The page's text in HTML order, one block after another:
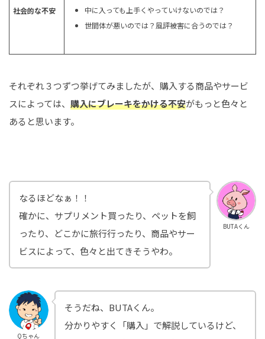
社会的な不安
中に入っても上手くやっていけないのでは？
世間体が悪いのでは？風評被害に合うのでは？
それぞれ３つずつ挙げてみましたが、購入する商品やサービ
スによっては、 購入にブレーキをかける不安がもっと色々と
あると思います。
BUTAくん
なるほどなぁ！！
確かに、サプリメント買ったり、ペットを飼
ったり、どこかに旅行行ったり、商品やサー
ビスによって、色々と出てきそうやわ。
Qちゃん
そうだね、BUTAくん。
分かりやすく「購入」で解説しているけど、